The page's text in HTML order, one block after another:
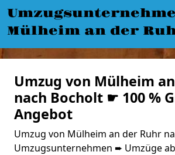
Mülheim an der
Umzug von Mülheim
nach Bocholt ☛ 100 %
Angebot
Umzug von Mülheim an der Ruhr
Umzugsunternehmen ➨ Umzüge